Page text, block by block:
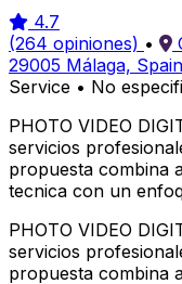
4.7
(264 opiniones) •
29005 Málaga, Spain
Service • No
PHOTO VIDEO
servicios
propuesta combina
tecnica con un
PHOTO VIDEO
servicios
propuesta combina